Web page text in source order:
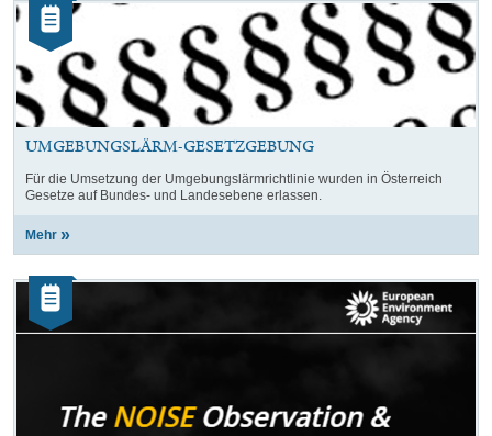
Kategorie:
Artikel
UMGEBUNGSLÄRM-GESETZGEBUNG
Für die Umsetzung der Umgebungslärmrichtlinie wurden in Österreich
Gesetze auf Bundes- und Landesebene erlassen.
Mehr
Kategorie:
Artikel